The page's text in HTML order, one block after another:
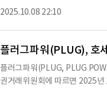
이다.플러그는 조지아, 테네시,
년 10월 9일경에 마무리될 예
7.75달러로 정해졌다.플러그파
경우 추가로 14억 달러의 수익
상태이다.또한, 플러그파워는
을 통해 신규 워런트와 프리펀
하며, 모든 주식은 발행 시점에
2025.10.08 22:10
플러그파워(PLUG), 호
플러그파워(PLUG, PLUG
권거래위원회에 따르면 2025